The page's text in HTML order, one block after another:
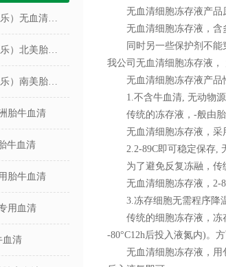
BIOEXPLORER（百傲乐）无血清冻存液
BIOEXPLORER（百傲乐）北美胎牛血清
BIOEXPLORER（百傲乐）南美胎牛血清
胎牛血清
牛血清
胎牛血清
用血清
血清
无血清细胞冻存液产品
无血清细胞冻存液，含多
同时另一些保护剂不能穿
我公司无血清细胞冻存液，
无血清细胞冻存液产品
1.不含牛血清, 无动物源
传统的冻存液，-般由胎
无血清细胞冻存液，采用
2.2-89C即可稳定保存,
为了避免反复冻融，传统
无血清细胞冻存液，2-
3.冻存细胞无需程序降温
传统的细胞冻存液，冻存
-80°C12h后投入液氮内)。
无血清细胞冻存液，用包